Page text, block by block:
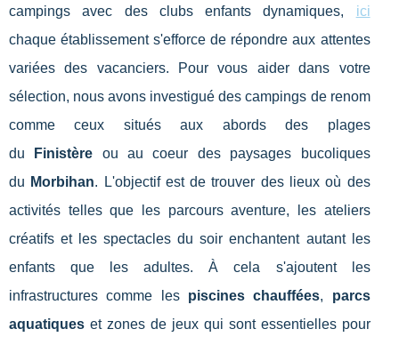
campings avec des clubs enfants dynamiques, ici
chaque établissement s'efforce de répondre aux attentes
variées des vacanciers. Pour vous aider dans votre
sélection, nous avons investigué des campings de renom
comme ceux situés aux abords des plages
du
Finistère ou au coeur des paysages bucoliques
du Morbihan. L'objectif est de trouver des lieux où des
activités telles que les parcours aventure, les ateliers
créatifs et les spectacles du soir enchantent autant les
enfants que les adultes. À cela s'ajoutent les
infrastructures comme les piscines chauffées, parcs
aquatiques et zones de jeux qui sont essentielles pour